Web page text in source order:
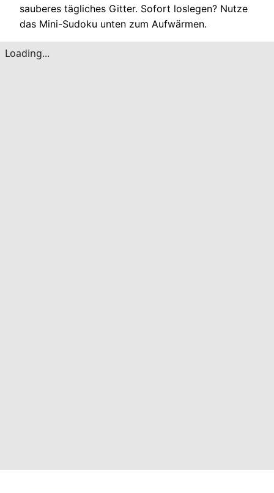
sauberes tägliches Gitter. Sofort loslegen? Nutze
das Mini-Sudoku unten zum Aufwärmen.